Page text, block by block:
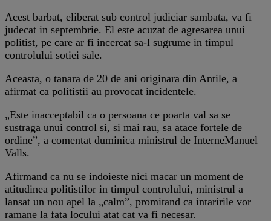
Acest barbat, eliberat sub control judiciar sambata, va fi
judecat in septembrie. El este acuzat de agresarea unui
politist, pe care ar fi incercat sa-l sugrume in timpul
controlului sotiei sale.
Aceasta, o tanara de 20 de ani originara din Antile, a
afirmat ca politistii au provocat incidentele.
„Este inacceptabil ca o persoana ce poarta val sa se
sustraga unui control si, si mai rau, sa atace fortele de
ordine”, a comentat duminica ministrul de InterneManuel
Valls.
Afirmand ca nu se indoieste nici macar un moment de
atitudinea politistilor in timpul controlului, ministrul a
lansat un nou apel la „calm”, promitand ca intaririle vor
ramane la fata locului atat cat va fi necesar.